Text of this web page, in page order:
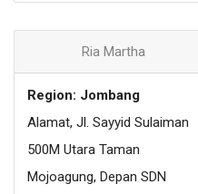
Ria Martha
Region: Jombang
Alamat, Jl. Sayyid Sulaiman
500M Utara Taman
Mojoagung, Depan SDN